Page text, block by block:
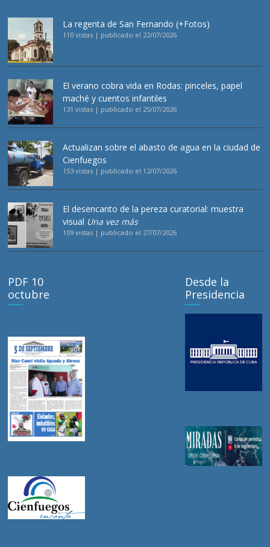
La regenta de San Fernando (+Fotos)
110 vistas | publicado el 22/07/2026
El verano cobra vida en Rodas: pinceles, papel
maché y cuentos infantiles
131 vistas | publicado el 25/07/2026
Actualizan sobre el abasto de agua en la ciudad de
Cienfuegos
153 vistas | publicado el 12/07/2026
El desencanto de la pereza curatorial: muestra
visual Una vez más
109 vistas | publicado el 27/07/2026
PDF 10
octubre
Desde la
Presidencia